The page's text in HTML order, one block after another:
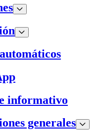
informativo
generales